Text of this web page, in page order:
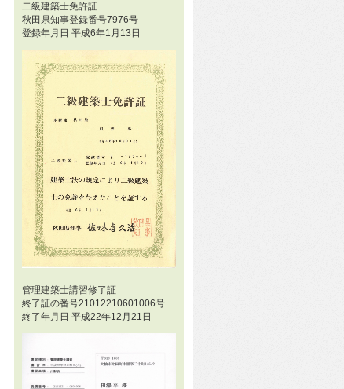
二級建築士免許証
秋田県知事登録番号7976号
登録年月日 平成6年1月13日
管理建築士講習修了証
終了証の番号21012210601006号
終了年月日 平成22年12月21日